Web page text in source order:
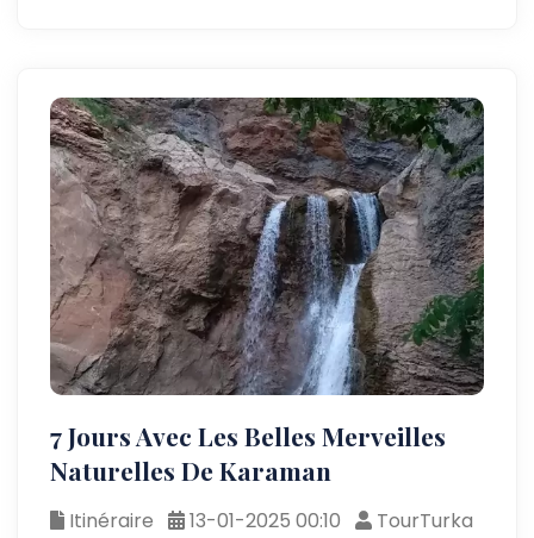
7 Jours Avec Les Belles Merveilles
Naturelles De Karaman
Itinéraire 13-01-2025 00:10 TourTurka